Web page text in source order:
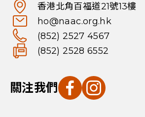
香港北角百福道21號13樓
ho@naac.org.hk
(852) 2527 4567
(852) 2528 6552
關注我們